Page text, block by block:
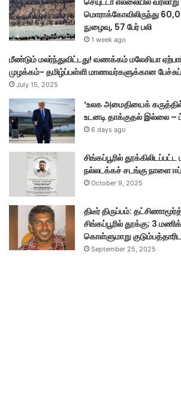
மொராக்கோவிலிருந்து
நுழைவு, 57 பேர் பலி
1 week ago
மீண்டும் மலர்ந்துவிட்டது! வணக்கம் மலேசியா
முழக்கம்- தமிழ்ப்பள்ளி மாணவர்களுக்கான
July 15, 2025
‘உலக அமைதியைக்
உடனடி தாக்குதல் இல்லை –
6 days ago
சிங்கப்பூரில்
நல்லடக்கச் சடங்கு நாளை
October 9, 2025
திடீர் திருப்பம்:
சிங்கப்பூரில் தூக்கு; 3
கொள்ளுமாறு
September 25, 2025